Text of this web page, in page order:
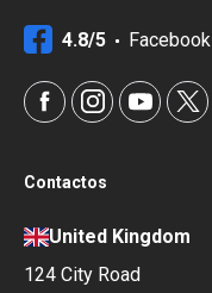
4.8/5 Facebook
Contactos
United Kingdom
124 City Road